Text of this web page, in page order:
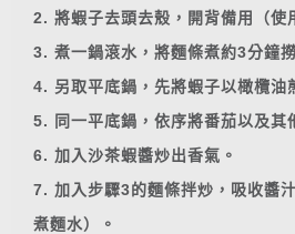
2. 將蝦子去頭去殼，開背備用（使
3. 煮一鍋滾水，將麵條煮約3分鐘
4. 另取平底鍋，先將蝦子以橄欖油
5. 同一平底鍋，依序將番茄以及其
6. 加入沙茶蝦醬炒出香氣。
7. 加入步驟3的麵條拌炒，吸收醬
煮麵水）。